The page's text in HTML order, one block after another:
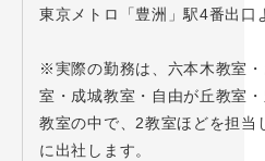
東京メトロ「豊洲」駅4番出口
※実際の勤務は、六本木教室
室・成城教室・自由が丘教室
教室の中で、2教室ほどを担当
に出社します。